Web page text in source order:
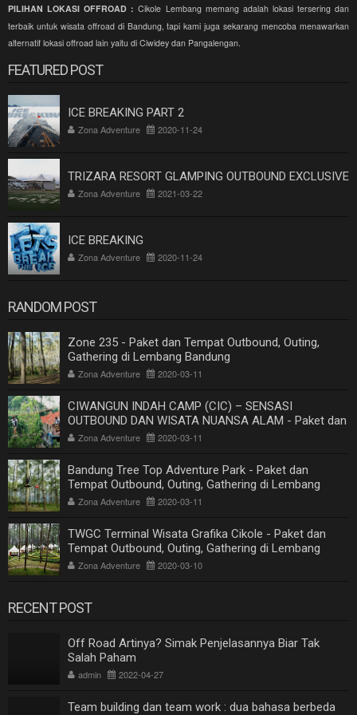
PILIHAN LOKASI OFFROAD :Cikole Lembang memang adalah lokasi tersering dan
terbaik untuk wisata offroad di Bandung, tapi kami juga sekarang mencoba menawarkan
alternatif lokasi offroad lain yaitu di Ciwidey dan Pangalengan.
FEATURED POST
ICE BREAKING PART 2
Zona Adventure 2020-11-24
TRIZARA RESORT GLAMPING OUTBOUND EXCLUSIVE
Zona Adventure 2021-03-22
ICE BREAKING
Zona Adventure 2020-11-24
RANDOM POST
Zone 235 - Paket dan Tempat Outbound, Outing,
Gathering di Lembang Bandung
Zona Adventure 2020-03-11
CIWANGUN INDAH CAMP (CIC) – SENSASI
OUTBOUND DAN WISATA NUANSA ALAM - Paket dan
Tempat Outbound, Outing, Gathering di Lembang
Zona Adventure 2020-03-11
Bandung Tree Top Adventure Park - Paket dan
Tempat Outbound, Outing, Gathering di Lembang
Bandung
Zona Adventure 2020-03-11
TWGC Terminal Wisata Grafika Cikole - Paket dan
Tempat Outbound, Outing, Gathering di Lembang
Bandung
Zona Adventure 2020-03-10
RECENT POST
Off Road Artinya? Simak Penjelasannya Biar Tak
Salah Paham
admin 2022-04-27
Team building dan team work : dua bahasa berbeda